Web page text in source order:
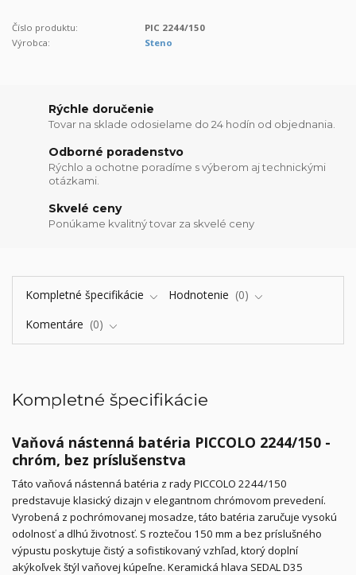
Číslo produktu:
PIC 2244/150
Výrobca:
Steno
Rýchle doručenie
Tovar na sklade odosielame do 24 hodín od objednania.
Odborné poradenstvo
Rýchlo a ochotne poradíme s výberom aj technickými
otázkami.
Skvelé ceny
Ponúkame kvalitný tovar za skvelé ceny
Kompletné špecifikácie Hodnotenie
0
Komentáre
0
Kompletné špecifikácie
Vaňová nástenná batéria PICCOLO 2244/150 -
chróm, bez príslušenstva
Táto vaňová nástenná batéria z rady PICCOLO 2244/150
predstavuje klasický dizajn v elegantnom chrómovom prevedení.
Vyrobená z pochrómovanej mosadze, táto batéria zaručuje vysokú
odolnosť a dlhú životnosť. S roztečou 150 mm a bez príslušného
výpustu poskytuje čistý a sofistikovaný vzhľad, ktorý doplní
akýkoľvek štýl vaňovej kúpeľne. Keramická hlava SEDAL D35